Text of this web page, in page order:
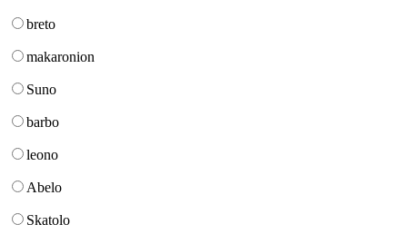
breto
makaronion
Suno
barbo
leono
Abelo
Skatolo